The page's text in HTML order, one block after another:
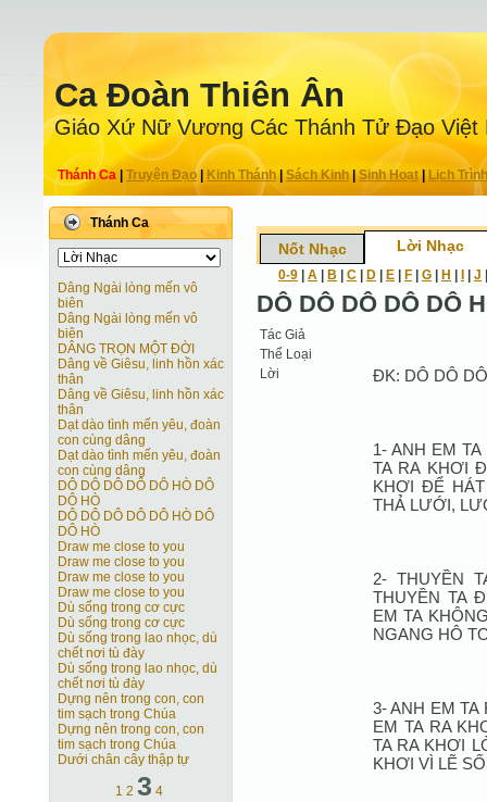
Ca Ðoàn Thiên Ân
Giáo Xứ Nữ Vương Các Thánh Tử Ðạo Việt
Thánh Ca Truyện Ðạo| Kinh Thánh Sách Kinh|Sinh Hoạt| Lịch Trình
Thánh Ca
Dâng Ngài lòng mến vô
biên
Dâng Ngài lòng mến vô
biên
DÂNG TRỌN MỘT ĐỜI
Dâng về Giêsu, linh hồn xác
thân
Dâng về Giêsu, linh hồn xác
thân
Dạt dào tình mến yêu, đoàn
con cùng dâng
Dạt dào tình mến yêu, đoàn
con cùng dâng
DÔ DÔ DÔ DÔ DÔ HÒ DÔ
DÔ HÒ
DÔ DÔ DÔ DÔ DÔ HÒ DÔ
DÔ HÒ
Draw me close to you
Draw me close to you
Draw me close to you
Draw me close to you
Dù sống trong cơ cực
Dù sống trong cơ cực
Dù sống trong lao nhọc, dù
chết nơi tù đày
Dù sống trong lao nhọc, dù
chết nơi tù đày
Dựng nên trong con, con
tim sạch trong Chúa
Dựng nên trong con, con
tim sạch trong Chúa
Dưới chân cây thập tự
1 2 3 4
Nốt Nhạc Lời Nhạc
0-9 A B C D E F G H J
DÔ DÔ DÔ DÔ DÔ
Tác Giả
Thể Loại
Lời
ĐK: DÔ DÔ
1- ANH EM
TA RA KHƠI
KHƠI ĐỂ
THẢ LƯỚI,
2- THUYỀN
THUYỀN TA
EM TA
NGANG HÔ
3- ANH EM
EM TA RA
TA RA KHƠI
KHƠI VÌ LẼ